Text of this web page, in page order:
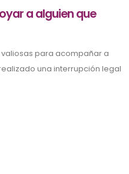
a alguien que
para acompañar a
una interrupción legal